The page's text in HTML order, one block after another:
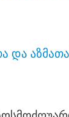
და